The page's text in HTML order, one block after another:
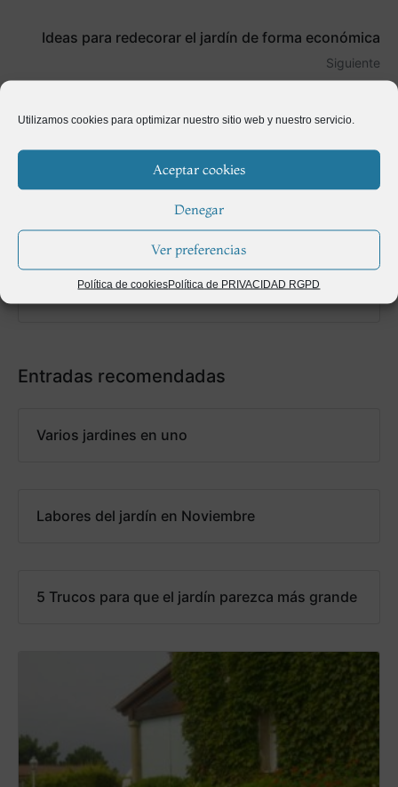
Utilizamos cookies para optimizar nuestro sitio web y nuestro servicio.
Aceptar cookies
Denegar
Ver preferencias
Política de cookiesPolítica de PRIVACIDAD RGPD
Ideas para redecorar el jardín de forma económica
Siguiente
admin
Entradas recomendadas
Varios jardines en uno
Labores del jardín en Noviembre
5 Trucos para que el jardín parezca más grande